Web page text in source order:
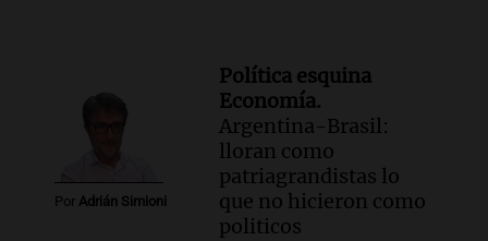
Por Adrián Simioni
Política esquina
Economía.
Argentina-Brasil:
lloran como
patriagrandistas lo
que no hicieron como
politicos